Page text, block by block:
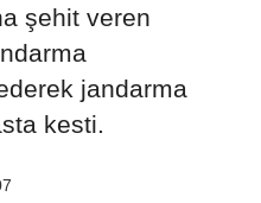
şehit veren
jandarma
kesti.